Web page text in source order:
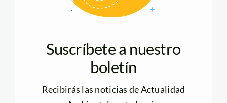
Suscríbete a nuestro
boletín
Recibirás las noticias de Actualidad